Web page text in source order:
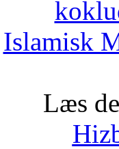
Islamisk
Læs